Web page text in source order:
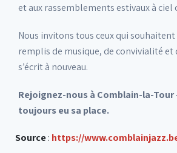
et aux rassemblements estivaux à ciel
Nous invitons tous ceux qui
remplis de musique, de convivialité et
s’écrit à nouveau.
Rejoignez-nous à Comblain-la-Tour
toujours eu sa place.
Source: https://